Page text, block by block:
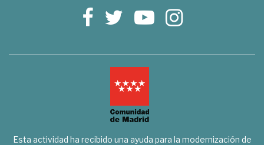
Esta actividad ha recibido una ayuda para la modernización de